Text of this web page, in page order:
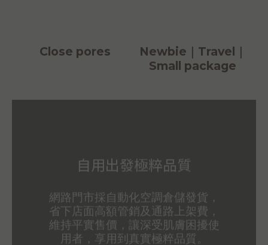
Close pores
Newbie｜Travel｜
Small package
自用出發極粹品質
網路門市採自動化空調倉儲發貨，
省下店面高額管銷及通路上架費，
維持平實售價，讓深受肌膚困擾使
用者，享用到真實極粹品質。